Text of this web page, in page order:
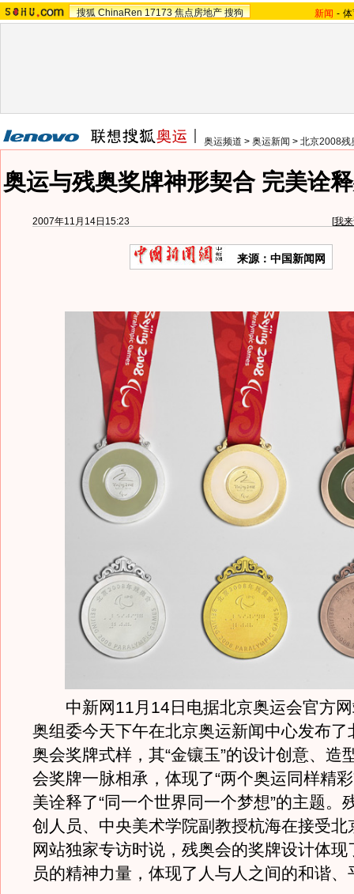
搜狐 ChinaRen 17173 焦点房地产 搜狗 新闻 -
奥运频道 > 奥运新闻 > 北京2008残
奥运与残奥奖牌神形契合 完美诠
2007年11月14日15:23 [我
来源：中国新闻网
中新网11月14日电据北京奥运会官方网
奥组委今天下午在北京奥运新闻中心发布
奥会奖牌式样，其“金镶玉”的设计创意、造
会奖牌一脉相承，体现了“两个奥运同样精
美诠释了“同一个世界同一个梦想”的主题。
创人员、中央美术学院副教授杭海在接受北
网站独家专访时说，残奥会的奖牌设计体现
员的精神力量，体现了人与人之间的和谐、